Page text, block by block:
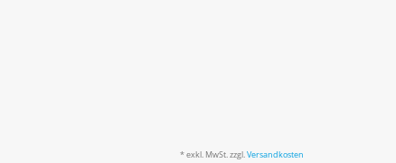
* exkl. MwSt. zzgl. Versandkosten